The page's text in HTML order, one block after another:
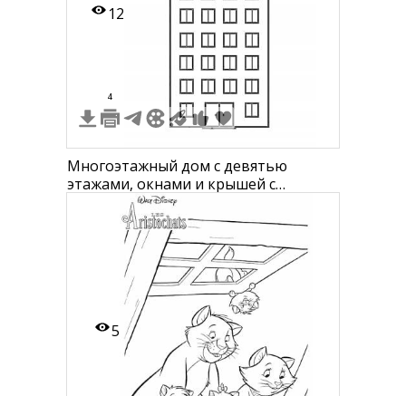
12
4
Многоэтажный дом с девятью
этажами, окнами и крышей с
чердаком
5